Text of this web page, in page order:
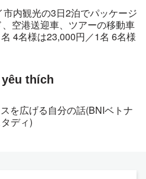
内観光の3日2泊でパッケージ
空港送迎車、ツアーの移動車
4名様は23,000円／1名 6名様
thích
を広げる自分の話(BNIベトナ
ディ)